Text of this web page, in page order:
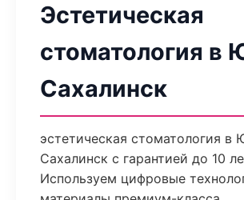
Эстетическая
стоматология в
Сахалинск
эстетическая стоматология
Сахалинск с гарантией до 10
Используем цифровые